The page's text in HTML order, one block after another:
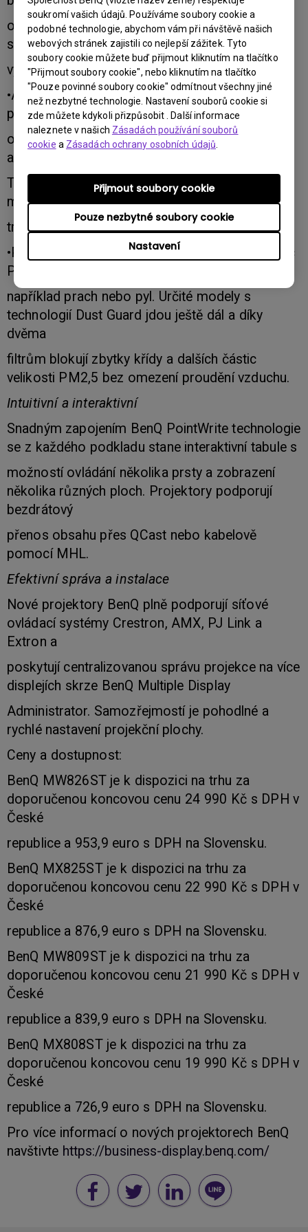
soukromí vašich údajů. Používáme soubory cookie a
podobné technologie, abychom vám při návštěvě našich
webových stránek zajistili co nejlepší zážitek. Tyto
soubory cookie můžete buď přijmout kliknutím na tlačítko
"Přijmout soubory cookie", nebo kliknutím na tlačítko
"Pouze povinné soubory cookie" odmítnout všechny jiné
než nezbytné technologie. Nastavení souborů cookie si
zde můžete kdykoli přizpůsobit . Další informace
naleznete v našich Zásadách používání souborů
cookie a Zásadách ochrany osobních údajů
Nastavení
Pouze nezbytné soubory cookie
Přijmout soubory cookie
optiky, aby se zabránilo poruše, viditelným
skvrnám na obrazu a rozkladu barev. Tím
významně redukuje náklady na servis.
•Antiprachové senzory zabraňují akumulaci
prachu na barevných kolečkách a prodlužují tak
optimální výkon bez blikání, eliminují projekci
abnormálních barev nebo vypnutí kvůli prachu.
Tzv. „Hall senzor“ dostupný na vybraných
modelech je až 7krát účinnější a odolnější než
tradiční senzory.
•Pokročilé prachové filtry pohlcují až 90 % částic
PM10 (10 mikrometrů), mezi které řadíme
například prach nebo pyl. Určité modely s
technologií Dust Guard jdou ještě dál a díky
dvěma
filtrům blokují zbytky křídy a dalších částic
velikosti PM2,5 bez omezení proudění vzduchu.
Intuitivní a interaktivní
Snadným zapojením BenQ PointWrite technologie
se z každého podkladu stane interaktivní tabule s
možností ovládání několika prsty a zobrazení
několika různých ploch. Projektory podporují
bezdrátový
přenos obsahu přes QCast nebo kabelově
pomocí MHL.
Efektivní správa a instalace
Nové projektory BenQ plně podporují síťové
ovládací systémy Crestron, AMX, PJ Link a
Extron a
poskytují centralizovanou správu projekce na více
displejích skrze BenQ Multiple Display
Administrator. Samozřejmostí je pohodlné a
rychlé nastavení projekční plochy.
Ceny a dostupnost:
BenQ MW826ST je k dispozici na trhu za
doporučenou koncovou cenu 24 990 Kč s DPH v
České
republice a 953,9 euro s DPH na Slovensku.
BenQ MX825ST je k dispozici na trhu za
doporučenou koncovou cenu 22 990 Kč s DPH v
České
republice a 876,9 euro s DPH na Slovensku.
BenQ MW809ST je k dispozici na trhu za
doporučenou koncovou cenu 21 990 Kč s DPH v
České
republice a 839,9 euro s DPH na Slovensku.
BenQ MX808ST je k dispozici na trhu za
doporučenou koncovou cenu 19 990 Kč s DPH v
České
republice a 726,9 euro s DPH na Slovensku.
Pro více informací o nových projektorech BenQ
navštivte https://business-display.benq.com/